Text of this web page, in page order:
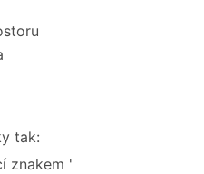
tak:
znakem '